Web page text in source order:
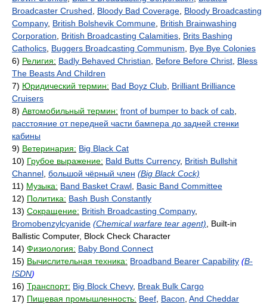
Broadcaster Crushed
Bloody Bad Coverage Bloody Broadcasting
Company, British Bolshevik Commune British Brainwashing
Corporation
British Broadcasting Calamities Brits Bashing
Catholics Buggers Broadcasting Communism
Bye Bye Colonies
6) Религия: Badly Behaved Christian Before Before Christ Bless
The Beasts And Children
7) Юридический термин: Bad Boyz Club Brilliant Brilliance
Cruisers
8) Автомобильный термин: front of bumper to back of cab
расстояние от передней части бампера до задней стенки
кабины
9) Ветеринария: Big Black Cat
10) Грубое выражение: Bald Butts Currency, British Bullshit
Channel большой чёрный член (Big Black Cock)
11) Музыка: Band Basket Crawl Basic Band Committee
12) Политика: Bash Bush Constantly
13) Сокращение: British Broadcasting Company,
Bromobenzylcyanide (Chemical warfare tear agent) , Built-in
Ballistic Computer, Block Check Character
14) Физиология: Baby Bond Connect
15) Вычислительная техника: Broadband Bearer Capability (B-
ISDN)
16) Транспорт: Big Block Chevy, Break Bulk Cargo
17) Пищевая промышленность: Beef Bacon And Cheddar